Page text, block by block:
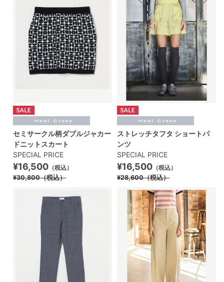
セミサークル柄ダブルジャカー
ドニットスカート
SPECIAL PRICE
¥16,500 （税込）
¥30,800（税込）
ストレッチタフタ ショートパ
ンツ
SPECIAL PRICE
¥16,500 （税込）
¥28,600（税込）